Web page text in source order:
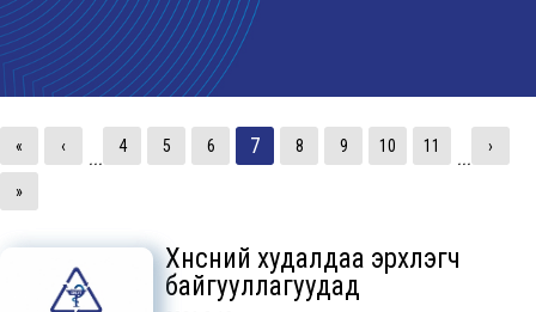
« ‹
...
4 5 6 7 8 9 10 11
...
›
»
Хүнсний худалдаа эрхлэгч
байгууллагуудад